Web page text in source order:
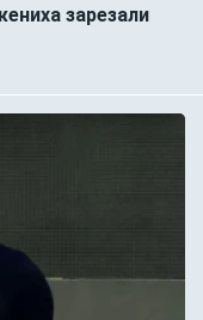
зарезали